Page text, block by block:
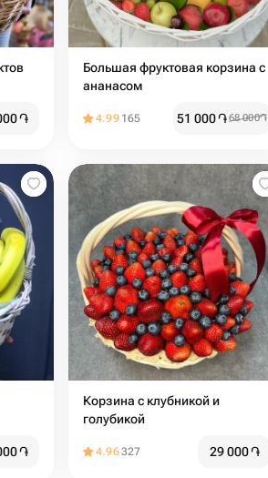
֏
Большая фруктовая корзина с
ананасом
4.99 165 51 000֏68 000֏
֏
Корзина с клубникой и
голубикой
4.96327 29 000֏